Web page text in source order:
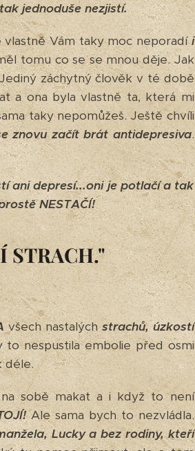
jednoduše nezjistí.
vlastně Vám taky moc neporadíi
tomu co se se mnou děje. Jak
záchytný člověk v té době
a ona byla vlastně ta, která mi
taky nepomůžeš. Ještě chvíli
znovu začít brát antidepresiva.
ani depresí...oni je potlačí a tak
NESTAČÍ!
STRACH."
všech nastalýchstrachů, úzkostí
to nespustila embolie před osmi
déle.
sobě makat a i když to není
Ale sama bych to nezvládla.
Lucky a bez rodiny, kteří